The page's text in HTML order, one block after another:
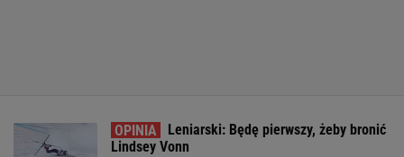
Leniarski: Będę pierwszy, żeby bronić
Lindsey Vonn